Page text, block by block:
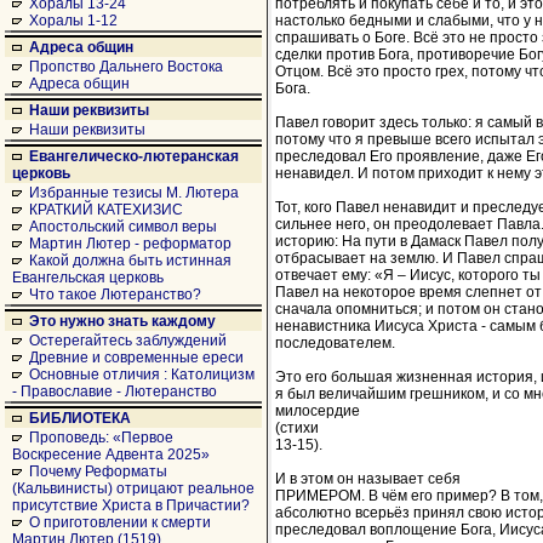
Хоралы 13-24
Хоралы 1-12
Адреса общин
Пропство Дальнего Востока
Адреса общин
Наши реквизиты
Наши реквизиты
Евангелическо-лютеранская
церковь
Избранные тезисы М. Лютера
КРАТКИЙ КАТЕХИЗИС
Апостольский символ веры
Мартин Лютер - реформатор
Какой должна быть истинная
Евангельская церковь
Что такое Лютеранство?
Это нужно знать каждому
Остерегайтесь заблуждений
Древние и современные ереси
Основные отличия : Католицизм
- Православие - Лютеранство
БИБЛИОТЕКА
Проповедь: «Первое
Воскресение Адвента 2025»
Почему Реформаты
(Кальвинисты) отрицают реальное
присутствие Христа в Причастии?
О приготовлении к смерти
Мартин Лютер (1519)
потреблять и покупать себе и то, и
настолько бедными и слабыми, что у
спрашивать о Боге. Всё это не
сделки против Бога, противоречие
Отцом. Всё это просто грех, потому
Бога.
Павел говорит здесь только: я самый
потому что я превыше всего испытал
преследовал Его проявление, даже
ненавидел. И потом приходит к нему
Тот, кого Павел ненавидит и
сильнее него, он преодолевает
историю: На пути в Дамаск Павел
отбрасывает на землю. И Павел
отвечает ему: «Я – Иисус, которого
Павел на некоторое время слепнет
сначала опомниться; и потом он
ненавистника Иисуса Христа - самым
последователем.
Это его большая жизненная история,
я был величайшим грешником, и со
милосердие
(стихи
13-15).
И в этом он называет себя
ПРИМЕРОМ. В чём его пример? В том,
абсолютно всерьёз принял свою
преследовал воплощение Бога,